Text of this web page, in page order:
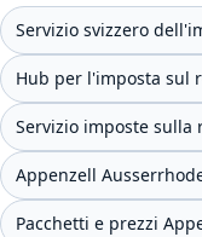
Servizio svizzero
Hub per l'imposta sul
Servizio imposte sulla
Appenzell
Pacchetti e prezzi